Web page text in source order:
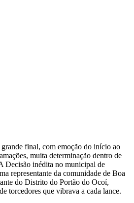
final, com emoção do início ao
muita determinação dentro de
Decisão inédita no municipal de
representante da comunidade de Boa
do Distrito do Portão do Ocoí,
torcedores que vibrava a cada lance.